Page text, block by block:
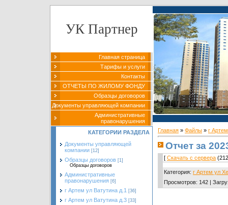
УК Партнер
Главная страница
Тарифы и услуги
Контакты
ОТЧЕТЫ ПО ЖИЛОМУ ФОНДУ
Образцы договоров
Документы управляющей компании
Административные
правонарушения
КАТЕГОРИИ РАЗДЕЛА
Документы управляющей
компании [12]
Образцы договоров [1]
Образцы договоров
Административные
правонарушения [6]
г Артем ул Ватутина д.1 [36]
г Артем ул Ватутина д.3 [33]
Главная » Файлы » г
Отчет за
[ Скачать с сервера
Категория: г Артем ул
Просмотров: 142 |